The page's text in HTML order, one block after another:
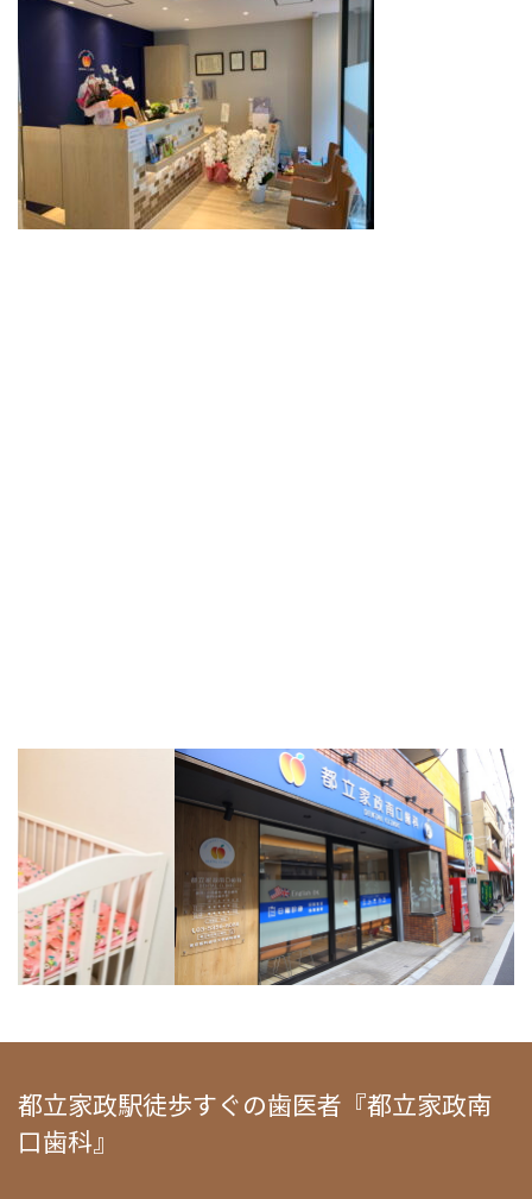
都立家政駅徒歩すぐの歯医者『都立家政南
口歯科』